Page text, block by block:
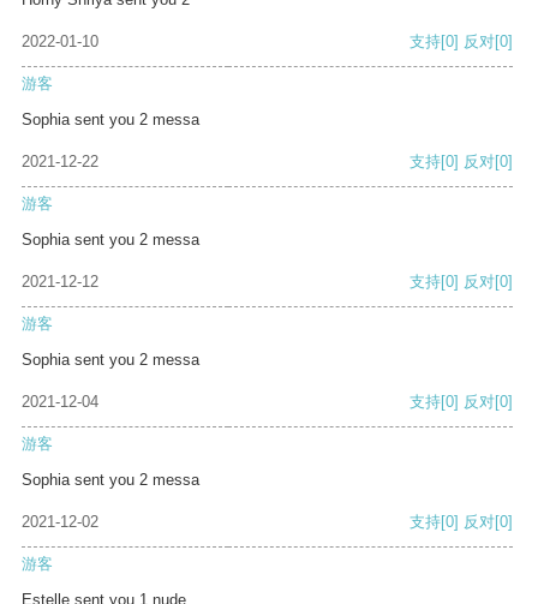
2022-01-10 支持[0] 反对[0]
游客
Sophia sent you 2 messa
2021-12-22 支持[0] 反对[0]
游客
Sophia sent you 2 messa
2021-12-12 支持[0] 反对[0]
游客
Sophia sent you 2 messa
2021-12-04 支持[0] 反对[0]
游客
Sophia sent you 2 messa
2021-12-02 支持[0] 反对[0]
游客
Estelle sent you 1 nude